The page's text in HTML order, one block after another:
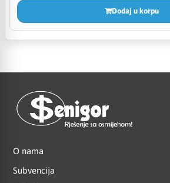
Dodaj u korpu
O nama
Subvencija